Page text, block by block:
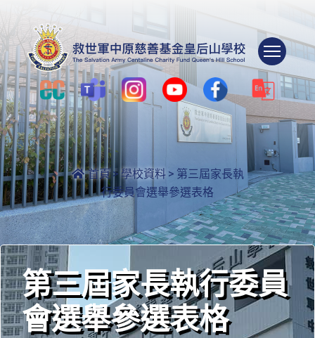
首頁 > 學校資料 > 第三屆家長執
行委員會選舉參選表格
第三屆家長執行委員
會選舉參選表格